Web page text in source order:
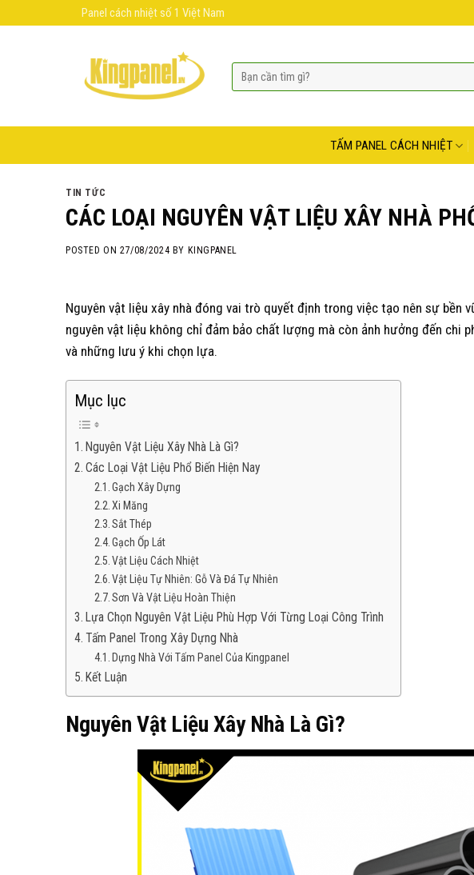
Panel cách nhiệt số 1 Việt Nam
TẤM PANEL CÁCH NHIỆT
TIN TỨC
CÁC LOẠI NGUYÊN VẬT LIỆU XÂY NHÀ
POSTED ON27/08/2024 BY KINGPANEL
Nguyên vật liệu xây nhà đóng vai trò quyết định trong việc tạo nên sự bền
nguyên vật liệu không chỉ đảm bảo chất lượng mà còn ảnh hưởng đến chi
và những lưu ý khi chọn lựa.
Mục lục
Nguyên Vật Liệu Xây Nhà Là Gì?
Các Loại Vật Liệu Phổ Biến Hiện Nay
Gạch Xây Dựng
Xi Măng
Sắt Thép
Gạch Ốp Lát
Vật Liệu Cách Nhiệt
Vật Liệu Tự Nhiên: Gỗ Và Đá Tự Nhiên
Sơn Và Vật Liệu Hoàn Thiện
Lựa Chọn Nguyên Vật Liệu Phù Hợp Với Từng Loại Công Trình
Tấm Panel Trong Xây Dựng Nhà
Dựng Nhà Với Tấm Panel Của Kingpanel
Kết Luận
Nguyên Vật Liệu Xây Nhà Là Gì?